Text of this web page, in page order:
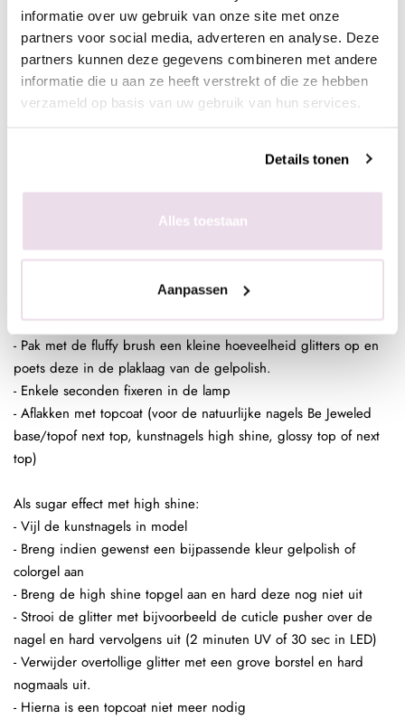
informatie over uw gebruik van onze site met onze
partners voor social media, adverteren en analyse. Deze
partners kunnen deze gegevens combineren met andere
informatie die u aan ze heeft verstrekt of die ze hebben
verzameld op basis van uw gebruik van hun services.
Details tonen
Alles toestaan
Aanpassen
base/topof next top, kunstnagels high shine, glossy top of next
In de plaklaag van de clear gelpolish (voor een optimaal
dehydrateren met magic prep en de ultrabond aan te brengen
poets deze in de plaklaag van de gelpolish.
- Breng de rubber base, superbond base gel, of Be Jeweled
base/top aan
- Pak met de fluffy brush een kleine hoeveelheid glitters op en
poets deze in de plaklaag van de gelpolish.
- Enkele seconden fixeren in de lamp
- Aflakken met topcoat (voor de natuurlijke nagels Be Jeweled
base/topof next top, kunstnagels high shine, glossy top of next
top)
Als sugar effect met high shine:
- Vijl de kunstnagels in model
- Breng indien gewenst een bijpassende kleur gelpolish of
colorgel aan
- Breng de high shine topgel aan en hard deze nog niet uit
- Strooi de glitter met bijvoorbeeld de cuticle pusher over de
nagel en hard vervolgens uit (2 minuten UV of 30 sec in LED)
- Verwijder overtollige glitter met een grove borstel en hard
nogmaals uit.
- Hierna is een topcoat niet meer nodig